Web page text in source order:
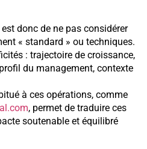
donc de ne pas considérer
« standard » ou techniques.
: trajectoire de croissance,
du management, contexte
à ces opérations, comme
, permet de traduire ces
soutenable et équilibré